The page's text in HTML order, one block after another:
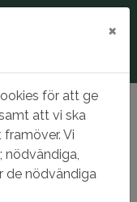
intresseanmälan
×
för att ge
att vi ska
Vi
nödvändiga,
de nödvändiga